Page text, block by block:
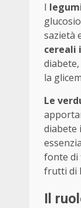
I
sazietà
cereali
la
Le
diabete
fonte di
frutti di
Il